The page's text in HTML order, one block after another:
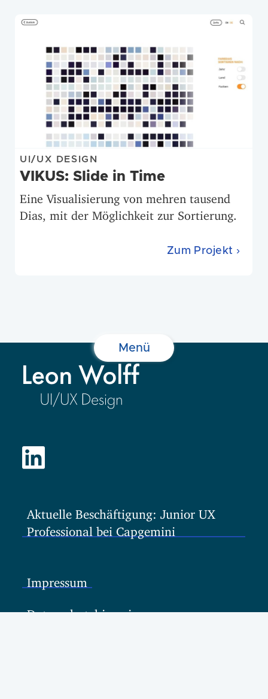
UI/UX DESIGN
VIKUS: Slide in Time
Eine Visualisierung von mehren tausend
Dias, mit der Möglichkeit zur Sortierung.
Zum Projekt ›
Menü
Aktuelle Beschäftigung: Junior UX
Professional bei Capgemini
Impressum
Datenschutzhinweis